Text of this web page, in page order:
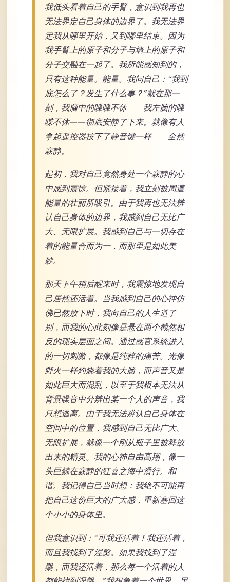
我低头看着自己的手臂，意识到我再也
无法界定自己身体的边界了。我无法界
定我从哪里开始，又到哪里结束。因为
我手臂上的原子和分子与墙上的原子和
分子交融在一起了。我所能感知到的，
只有这种能量。能量。我问自己：“我到
底怎么了？发生了什么事？”就在那一
刻，我脑中的喋喋不休——我左脑的喋
喋不休——彻底安静了下来。就像有人
拿起遥控器按下了静音键一样——全然
寂静。
起初，我对自己竟然身处一个寂静的心
中感到震惊。但紧接着，我立刻被周遭
能量的壮丽所吸引。由于我再也无法辨
认自己身体的边界，我感到自己无比广
大、无限扩展。我感到自己与一切存在
着的能量合而为一，而那里是如此美
妙。
那天下午稍后醒来时，我震惊地发现自
己居然还活着。当我感到自己的心神仿
佛已然放下时，我向自己的人生道了
别，而我的心此刻像是悬在两个截然相
反的现实层面之间。通过感官系统进入
的一切刺激，都像是纯粹的痛苦。光像
野火一样灼烧着我的大脑，而声音又是
如此巨大而混乱，以至于我根本无法从
背景噪音中分辨出某一个人的声音，我
只想逃离。由于我无法辨认自己身体在
空间中的位置，我感到自己无比广大、
无限扩展，就像一个刚从瓶子里被释放
出来的精灵。我的心神自由高翔，像一
头巨鲸在寂静的狂喜之海中滑行。和
谐。我记得自己当时想：我绝不可能再
把自己这份巨大的广大感，重新塞回这
个小小的身体里。
但我意识到：“可我还活着！我还活着，
而且我找到了涅槃。如果我找到了涅
槃，而我还活着，那么每一个活着的人